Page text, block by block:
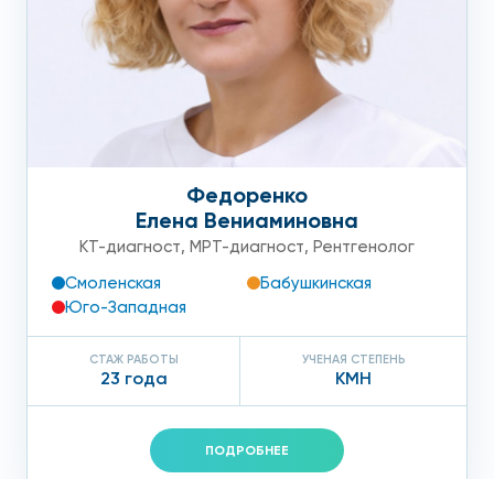
Федоренко
Елена Вениаминовна
КТ-диагност, МРТ-диагност, Рентгенолог
Смоленская
Бабушкинская
Юго-Западная
СТАЖ РАБОТЫ
23 года
УЧЕНАЯ СТЕПЕНЬ
КМН
ПОДРОБНЕЕ